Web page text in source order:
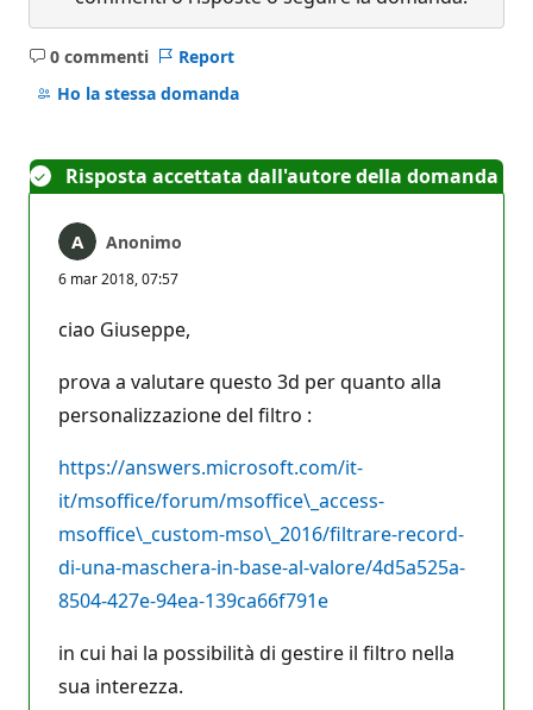
0 commenti
Nessun
commento
Report
Ho la stessa domanda
Risposta accettata dall'autore della domanda
Anonimo
6 mar 2018, 07:57
ciao Giuseppe,
prova a valutare questo 3d per quanto alla
personalizzazione del filtro :
https://answers.microsoft.com/it-
it/msoffice/forum/msoffice\_access-
msoffice\_custom-mso\_2016/filtrare-record-
di-una-maschera-in-base-al-valore/4d5a525a-
8504-427e-94ea-139ca66f791e
in cui hai la possibilità di gestire il filtro nella
sua interezza.